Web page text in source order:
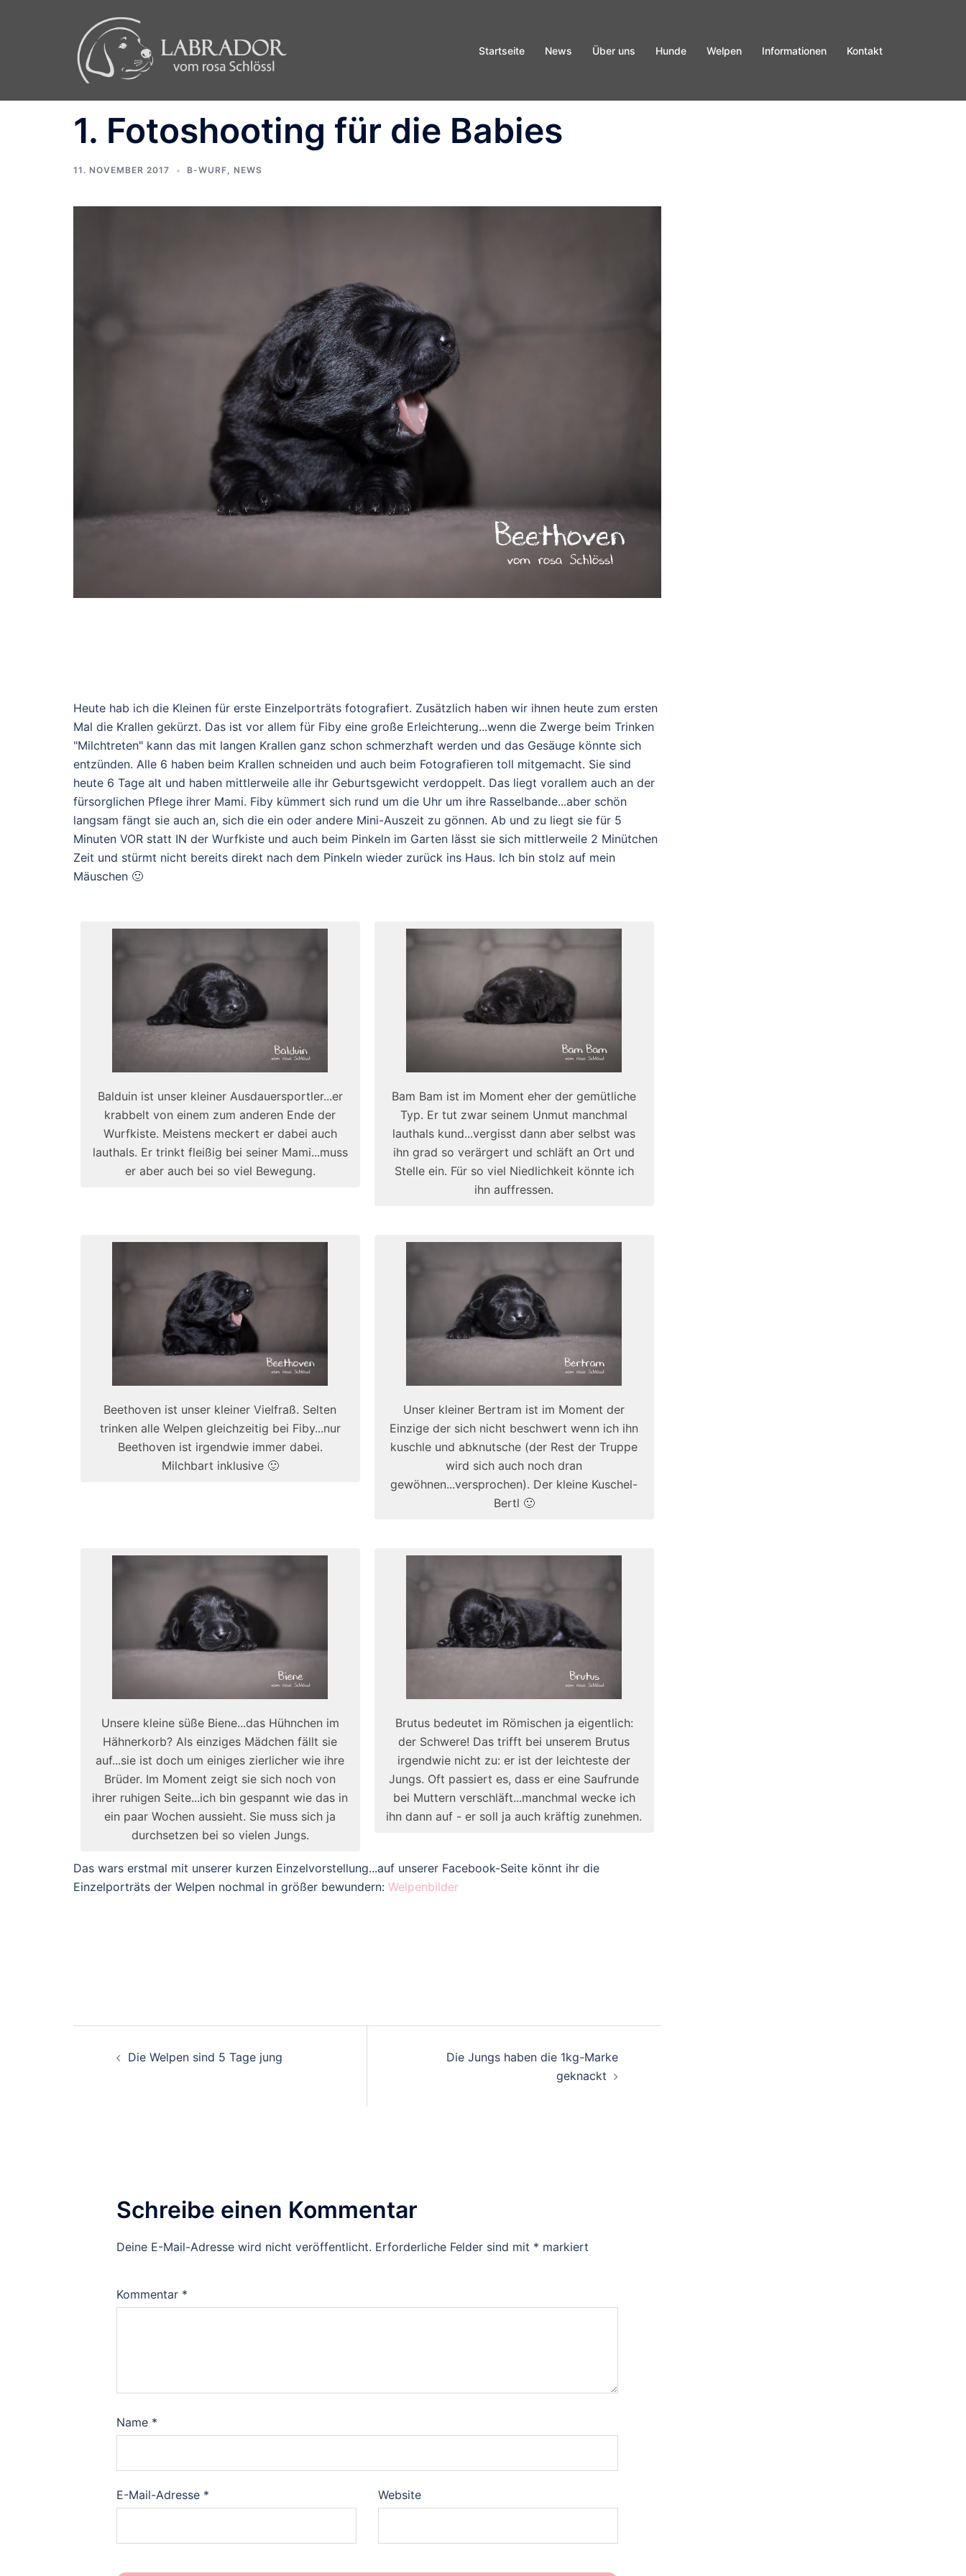
Startseite News Über uns Hunde Welpen Informationen Kontakt
1. Fotoshooting für die Babies
11. NOVEMBER 2017 B-WURF, NEWS
Heute hab ich die Kleinen für erste Einzelporträts fotografiert. Zusätzlich haben wir ihnen heute zum ersten
Mal die Krallen gekürzt. Das ist vor allem für Fiby eine große Erleichterung...wenn die Zwerge beim Trinken
"Milchtreten" kann das mit langen Krallen ganz schon schmerzhaft werden und das Gesäuge könnte sich
entzünden. Alle 6 haben beim Krallen schneiden und auch beim Fotografieren toll mitgemacht. Sie sind
heute 6 Tage alt und haben mittlerweile alle ihr Geburtsgewicht verdoppelt. Das liegt vorallem auch an der
fürsorglichen Pflege ihrer Mami. Fiby kümmert sich rund um die Uhr um ihre Rasselbande...aber schön
langsam fängt sie auch an, sich die ein oder andere Mini-Auszeit zu gönnen. Ab und zu liegt sie für 5
Minuten VOR statt IN der Wurfkiste und auch beim Pinkeln im Garten lässt sie sich mittlerweile 2 Minütchen
Zeit und stürmt nicht bereits direkt nach dem Pinkeln wieder zurück ins Haus. Ich bin stolz auf mein
Mäuschen 🙂
Balduin ist unser kleiner Ausdauersportler...er
krabbelt von einem zum anderen Ende der
Wurfkiste. Meistens meckert er dabei auch
lauthals. Er trinkt fleißig bei seiner Mami...muss
er aber auch bei so viel Bewegung.
Bam Bam ist im Moment eher der gemütliche
Typ. Er tut zwar seinem Unmut manchmal
lauthals kund...vergisst dann aber selbst was
ihn grad so verärgert und schläft an Ort und
Stelle ein. Für so viel Niedlichkeit könnte ich
ihn auffressen.
Beethoven ist unser kleiner Vielfraß. Selten
trinken alle Welpen gleichzeitig bei Fiby...nur
Beethoven ist irgendwie immer dabei.
Milchbart inklusive 🙂
Unser kleiner Bertram ist im Moment der
Einzige der sich nicht beschwert wenn ich ihn
kuschle und abknutsche (der Rest der Truppe
wird sich auch noch dran
gewöhnen...versprochen). Der kleine Kuschel-
Bertl 🙂
Unsere kleine süße Biene...das Hühnchen im
Hähnerkorb? Als einziges Mädchen fällt sie
auf...sie ist doch um einiges zierlicher wie ihre
Brüder. Im Moment zeigt sie sich noch von
ihrer ruhigen Seite...ich bin gespannt wie das in
ein paar Wochen aussieht. Sie muss sich ja
durchsetzen bei so vielen Jungs.
Brutus bedeutet im Römischen ja eigentlich:
der Schwere! Das trifft bei unserem Brutus
irgendwie nicht zu: er ist der leichteste der
Jungs. Oft passiert es, dass er eine Saufrunde
bei Muttern verschläft...manchmal wecke ich
ihn dann auf - er soll ja auch kräftig zunehmen.
Das wars erstmal mit unserer kurzen Einzelvorstellung...auf unserer Facebook-Seite könnt ihr die
Einzelporträts der Welpen nochmal in größer bewundern: Welpenbilder
Beitragsnavigation
Die Welpen sind 5 Tage jung
Die Jungs haben die 1kg-Marke
geknackt
Schreibe einen Kommentar
Deine E-Mail-Adresse wird nicht veröffentlicht. Erforderliche Felder sind mit * markiert
Kommentar *
Name *
E-Mail-Adresse * Website